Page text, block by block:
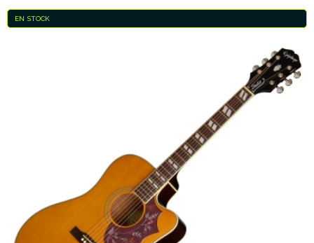
EN STOCK